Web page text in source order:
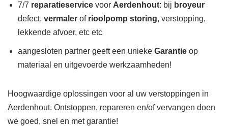
7/7 reparatieservice voor Aerdenhout: bij broyeur
defect, vermaler of rioolpomp storing, verstopping,
lekkende afvoer, etc etc
aangesloten partner geeft een unieke Garantie op
materiaal en uitgevoerde werkzaamheden!
Hoogwaardige oplossingen voor al uw verstoppingen in
Aerdenhout. Ontstoppen, repareren en/of vervangen doen
we goed, snel en met garantie!